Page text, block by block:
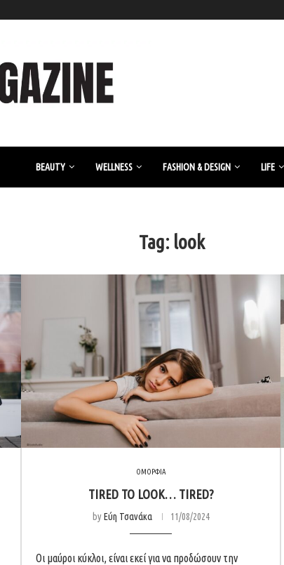
BEAUTY WELLNESS FASHION & DESIGN LIFE
Tag: look
ΟΜΟΡΦΙΑ
TIRED TO LOOK… TIRED?
byΕύη Τσανάκα 11/08/2024
Oι μαύροι κύκλοι, είναι εκεί για να προδώσουν την